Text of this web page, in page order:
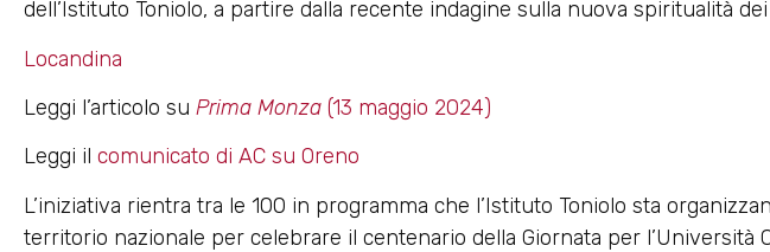
dell’Istituto Toniolo, a partire dalla recente indagine sulla nuova spiritualità
Locandina
Leggi l’articolo su Prima Monza (13 maggio 2024)
Leggi il comunicato di AC su Oreno
L’iniziativa rientra tra le 100 in programma che l’Istituto Toniolo sta
territorio nazionale per celebrare il centenario della Giornata per l’Università